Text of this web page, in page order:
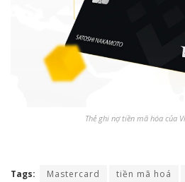
Thẻ ghi nợ tiền mã hóa của
Tags: Mastercard tiền mã hoá